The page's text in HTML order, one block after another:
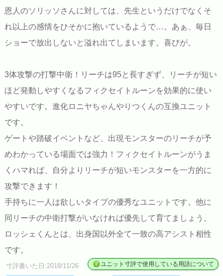
恩人のソリッソさんに対しては、先生というだけでなくそ
れ以上の感情をひそかに抱いているようで…。あぁ、毎日
ショーで放出しないと溢れ出てしまいます。喜びが。
3体攻撃の打撃中衛！リーチは95と長すぎず、リーチが短い
ほど発動しやすくなるフィクセイトルーンを効果的に使い
やすいです。進化ロニヤちゃんやりつくんの互換ユニット
です。
ゲートや踏破イベントなど、出現モンスターのリーチが予
めわかっている場面では強力！フィクセイトルーンがうま
くハマれば、自分よりリーチが短いモンスターを一方的に
攻撃できます！
手持ちに一人は欲しいタイプの優秀なユニットです。他に
同リーチの中衛打撃がいなければ優先して育てましょう。
ロッシェくんとは、出身国以外全て一致の高アシスト相性
です。
寸評書いた日:2018/11/26 ユニット寸評で使用している用語について